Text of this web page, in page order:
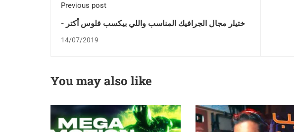
Previous post
أختيار مجال الجرافيك المناسب واللي بيكسب فلوس أكتر -
حلقة أسئلة
14/07/2019
You may also like